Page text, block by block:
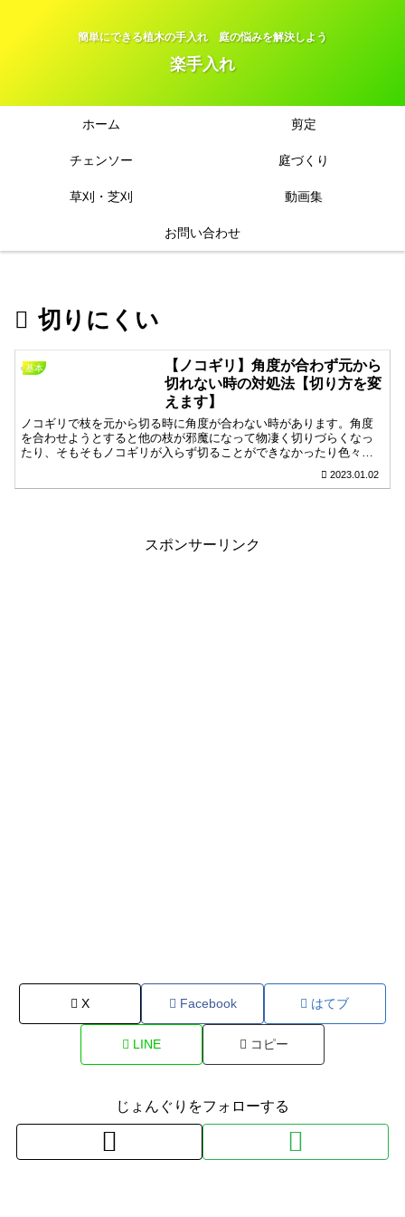
簡単にできる植木の手入れ 庭の悩みを解決しよう
楽手入れ
ホーム 剪定
チェンソー 庭づくり
草刈・芝刈 動画集
お問い合わせ
切りにくい
基本
【ノコギリ】角度が合わず元から
切れない時の対処法【切り方を変
えます】
ノコギリで枝を元から切る時に角度が合わない時があります。角度
を合わせようとすると他の枝が邪魔になって物凄く切りづらくなっ
たり、そもそもノコギリが入らず切ることができなかったり色々あ
2023.01.02
スポンサーリンク
X Facebook はてブ
LINE コピー
じょんぐりをフォローする